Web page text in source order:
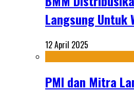
Langsung Untuk
12 April 2025
PMI dan Mitra